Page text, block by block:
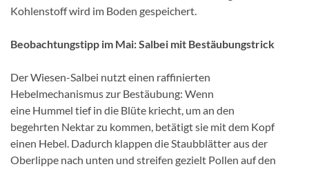
Kohlenstoff wird im Boden gespeichert.
Beobachtungstipp im Mai: Salbei mit Bestäubungstrick
Der Wiesen-Salbei nutzt einen raffinierten
Hebelmechanismus zur Bestäubung: Wenn
eine Hummel tief in die Blüte kriecht, um an den
begehrten Nektar zu kommen, betätigt sie mit dem Kopf
einen Hebel. Dadurch klappen die Staubblätter aus der
Oberlippe nach unten und streifen gezielt Pollen auf den